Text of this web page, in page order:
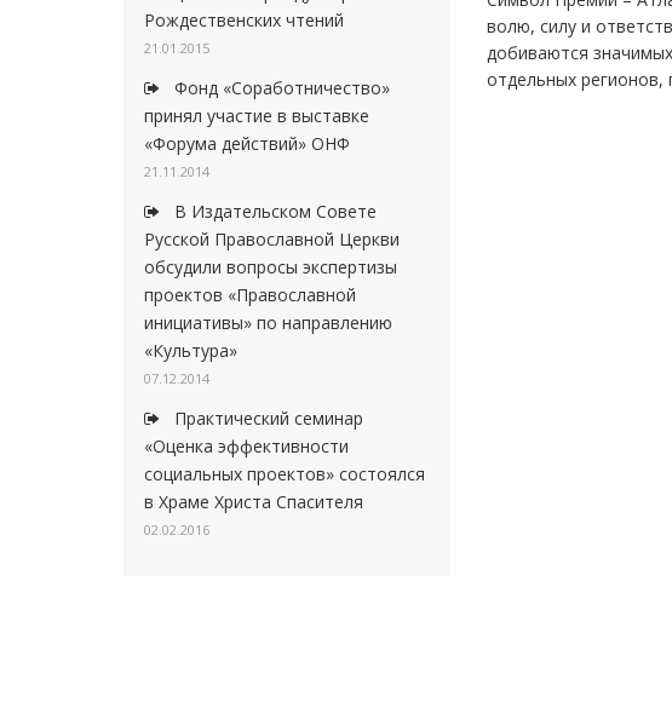
Рождественских чтений
21.01.2015
Фонд «Соработничество»
принял участие в выставке
«Форума действий» ОНФ
21.11.2014
В Издательском Совете
Русской Православной Церкви
обсудили вопросы экспертизы
проектов «Православной
инициативы» по направлению
«Культура»
07.12.2014
Практический семинар
«Оценка эффективности
социальных проектов» состоялся
в Храме Христа Спасителя
02.02.2016
волю, силу и
добиваются
отдельных регионов,